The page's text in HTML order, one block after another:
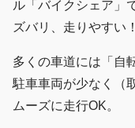
ル「バイクシェア」
ズバリ、走りやすい！
多くの車道には「自
駐車車両が少なく（
ムーズに走行OK。